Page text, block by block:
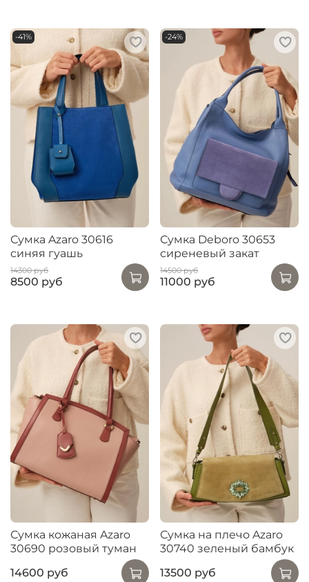
-41%
Сумка Azaro 30616
синяя гуашь
14300 руб
8500 руб
-24%
Сумка Deboro 30653
сиреневый закат
14500 руб
11000 руб
Сумка кожаная Azaro
30690 розовый туман
14600 руб
Сумка на плечо Azaro
30740 зеленый бамбук
13500 руб